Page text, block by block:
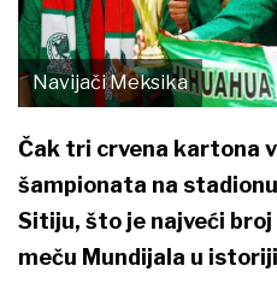
Navijači Meksika
Čak tri crvena kartona
šampionata na
Sitiju, što je najveći
meču Mundijala u